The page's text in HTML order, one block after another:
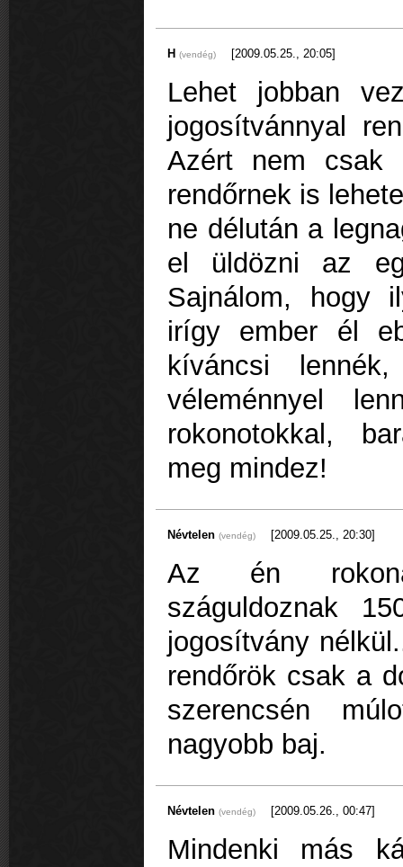
H (vendég) [2009.05.25., 20:05]
Lehet jobban
jogosítvánnyal
Azért nem csak
rendőrnek is
ne délután a
el üldözni az
Sajnálom, hogy
irígy ember él
kíváncsi
véleménnyel
rokonotokkal,
meg mindez!
Névtelen (vendég) [2009.05.25., 20:30]
Az én
száguldoznak
jogosítvány
rendőrök csak a
szerencsén
nagyobb baj.
Névtelen (vendég) [2009.05.26., 00:47]
Mindenki más